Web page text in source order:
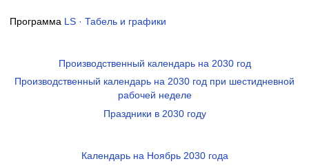
Программа LS · Табель и графики
Производственный календарь на 2030 год
Производственный календарь на 2030 год при шестидневной
рабочей неделе
Праздники в 2030 году
Календарь на Ноябрь 2030 года